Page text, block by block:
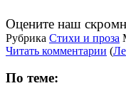
Оцените наш
Рубрика Стихи и проза
Читать комментарии (
По теме: